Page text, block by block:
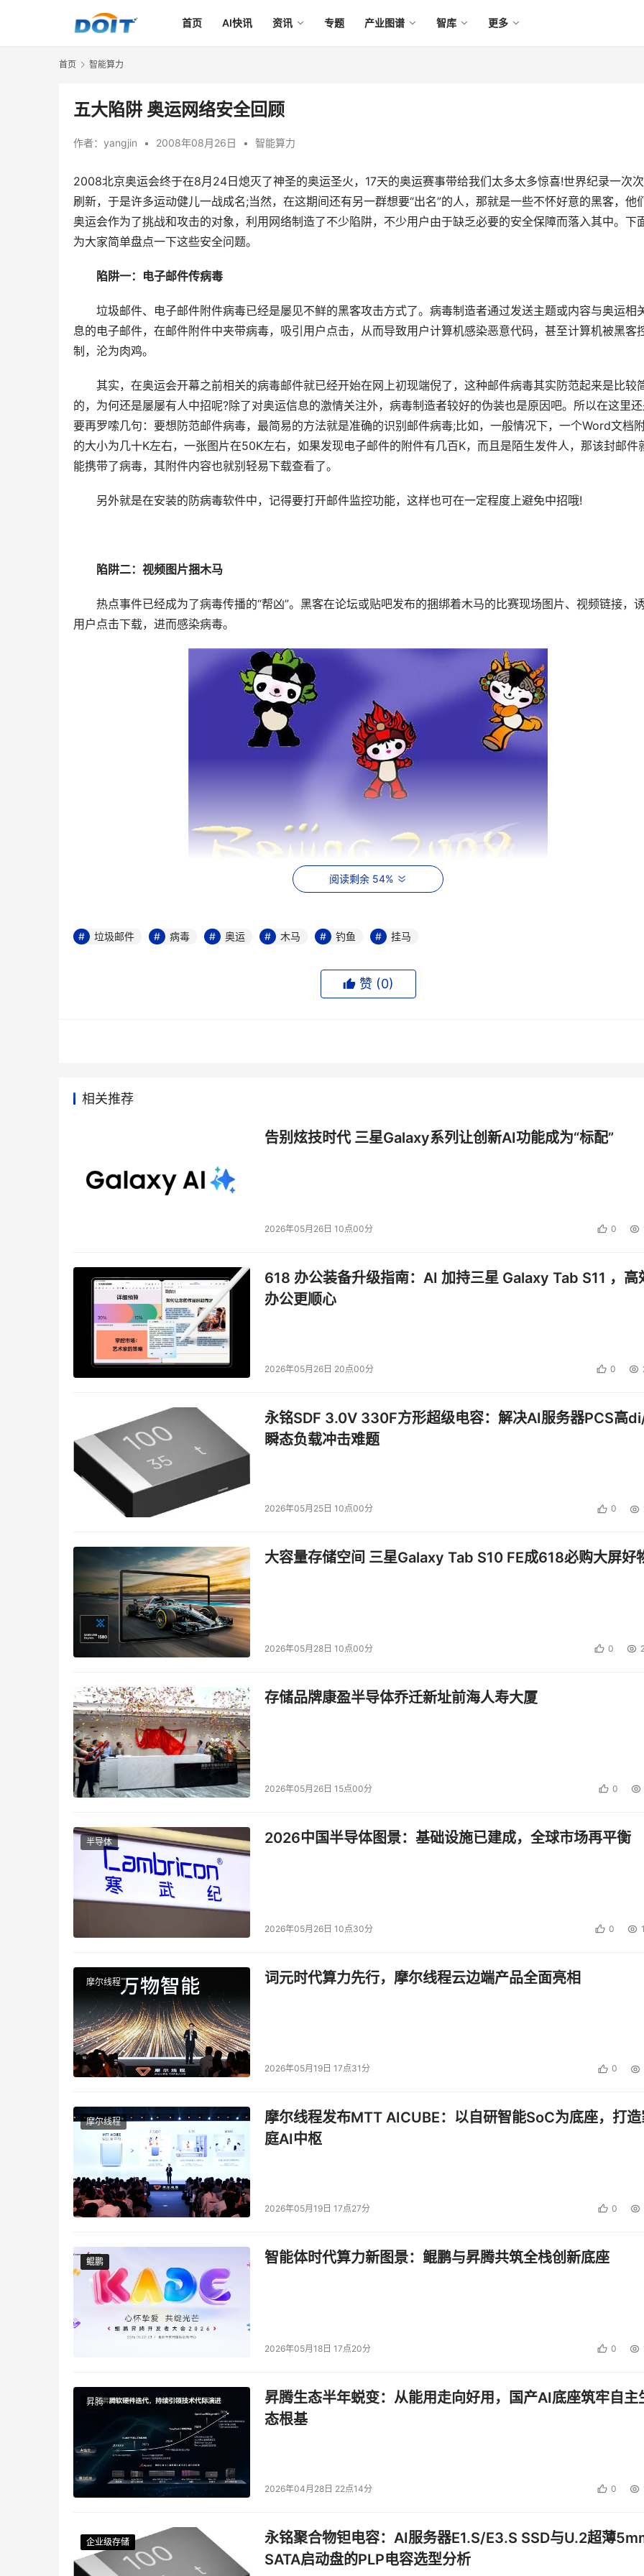
首页 AI快讯 资讯 专题 产业图谱 智库 更多
首页 智能算力
五大陷阱 奥运网络安全回顾
作者： yangjin • 2008年08月26日 • 智能算力
2008北京奥运会终于在8月24日熄灭了神圣的奥运圣火，17天的奥运赛事带给我们太多太多惊喜!世界纪录一次
刷新，于是许多运动健儿一战成名;当然，在这期间还有另一群想要“出名”的人，那就是一些不怀好意的黑客，他
奥运会作为了挑战和攻击的对象，利用网络制造了不少陷阱，不少用户由于缺乏必要的安全保障而落入其中。下
为大家简单盘点一下这些安全问题。
陷阱一：电子邮件传病毒
垃圾邮件、电子邮件附件病毒已经是屡见不鲜的黑客攻击方式了。病毒制造者通过发送主题或内容与奥运相
息的电子邮件，在邮件附件中夹带病毒，吸引用户点击，从而导致用户计算机感染恶意代码，甚至计算机被黑客
制，沦为肉鸡。
其实，在奥运会开幕之前相关的病毒邮件就已经开始在网上初现端倪了，这种邮件病毒其实防范起来是比较
的，为何还是屡屡有人中招呢?除了对奥运信息的激情关注外，病毒制造者较好的伪装也是原因吧。所以在这里
要再罗嗦几句：要想防范邮件病毒，最简易的方法就是准确的识别邮件病毒;比如，一般情况下，一个Word文档
的大小为几十K左右，一张图片在50K左右，如果发现电子邮件的附件有几百K，而且是陌生发件人，那该封邮件
能携带了病毒，其附件内容也就别轻易下载查看了。
另外就是在安装的防病毒软件中，记得要打开邮件监控功能，这样也可在一定程度上避免中招哦!
陷阱二：视频图片捆木马
热点事件已经成为了病毒传播的“帮凶”。黑客在论坛或贴吧发布的捆绑着木马的比赛现场图片、视频链接，
用户点击下载，进而感染病毒。
着大量的奥运相关信息了，稍不留意即会落入对方陷阱。那么，对于这类问题又该如何防范呢?建议从以下方面考
不要轻易浏览所谓的“奥运报道”网站，尤其一些没有版主管理的中小网站更是病毒高发区;本机安装必要的具有
陷阱三：钓鱼网站迷人眼
钓鱼网站也是黑客的惯用伎俩，将钓鱼网站做得跟奥运相关的大型网站一模一样，使得不少用户浏览了钓鱼网
在奥运会开幕前，以“奥运会开幕式”为文件名的木马程序便已在网络上广泛流传，成为近来个人用户最常感染
病毒;同时，打着奥运会旗号和名目的钓鱼网站也时有出现。这些钓鱼网站的欺骗手段是相当高明的：他们增加了
何还是有人陷入呢?防范方法在网上随便一搜都是一大筐，其实关键还是用户粗心大意所致，比如平时注意了对浏
器的安全保护、注意了不轻易单击超级链接、注意了对本机的防病毒处理，那这样的问题或许是可能避免的。
陷阱四：即时通讯失警惕
群发链接，在奥运精彩赛事的刺激下朋友或者同事很容易丧失警惕，点击带毒链接或接受带毒文件。
如果现在还有用户因为点击了此类链接而遭受病毒入侵的话，那只能说他(她)是一位初级再初级的网民了。遇
类似情况一定要谨慎点击，最好与好友进行确认所发内容;一定要打开防病毒软件的实时监控功能，并且不要随便
通过QQ传送的来历不明的文件，更不能贸然运行。
奥运比赛期间，一些体育资讯类网页浏览率猛增，这些网页极有可能成为黑客挂马的首选目标。病毒制造者将
马植入到某些浏览量高的网页上，用户只要浏览该网页即有可能感染病毒。
这一现象其实也说明，就算是自认为安全的网站也不是一定就安全了!这些安全陷阱对于一般用户而言就难以
了，只能借助外力来防范，比如带有主动防御功能的杀毒软件、浏览器自身具备的安全过滤功能等。同时，网站
这也说明，奥运期间的网络安全保障工作其实涉及基础网络传输保障、用户信息安全性保障、网络应用安全
障等多个层面，需要电信运营商、安全厂商、互联网站以及个人用户的多方协作。
写在最后：
计算机网络风险在奥运年大规模爆发并不是简单的巧合。比如在悉尼奥运会期间，官方网站就经受了百亿余
却是长远的，屡见不鲜的攻击方式、满网络的防范技巧，为何用户还是频频中招呢?我们无力去谴责那些制造病毒
人，但我们应有心去考虑这样一个问题：每个计算机和网络用户都要确保自己的系统安全，只有这样才可能实现整
网络的安全。
阅读剩余 54%
垃圾邮件 病毒 奥运 木马 钓鱼 挂马
赞 (0)
相关推荐
告别炫技时代 三星Galaxy系列让创新AI功能成为“标配”
2026年05月26日 10点00分 0
618 办公装备升级指南：AI 加持三星 Galaxy Tab S11 ，高
办公更顺心
2026年05月26日 20点00分 0
永铭SDF 3.0V 330F方形超级电容：解决AI服务器PCS高
瞬态负载冲击难题
2026年05月25日 10点00分 0
大容量存储空间 三星Galaxy Tab S10 FE成618必购大屏好
2026年05月28日 10点00分 0
存储品牌康盈半导体乔迁新址前海人寿大厦
2026年05月26日 15点00分 0
半导体 2026中国半导体图景：基础设施已建成，全球市场再平衡
2026年05月26日 10点30分 0
摩尔线程 词元时代算力先行，摩尔线程云边端产品全面亮相
2026年05月19日 17点31分 0
摩尔线程
摩尔线程发布MTT AICUBE：以自研智能SoC为底座，打
庭AI中枢
2026年05月19日 17点27分 0
鲲鹏
鲲鹏 智能体时代算力新图景：鲲鹏与昇腾共筑全栈创新底座
2026年05月18日 17点20分 0
昇腾
昇腾生态半年蜕变：从能用走向好用，国产AI底座筑牢自主
态根基
2026年04月28日 22点14分 0
企业级存储
企业级存储
企业级存储
企业级存储
永铭聚合物钽电容：AI服务器E1.S/E3.S SSD与U.2超薄
SATA启动盘的PLP电容选型分析